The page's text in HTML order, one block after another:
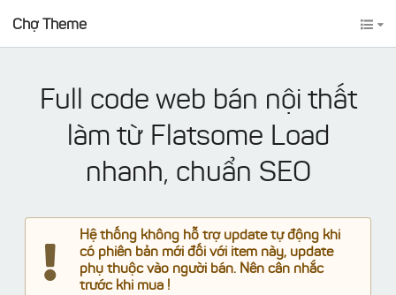
Chợ Theme
Full code web bán nội thất
làm từ Flatsome Load
nhanh, chuẩn SEO
Hệ thống không hỗ trợ update tự động khi
có phiên bản mới đối với item này, update
phụ thuộc vào người bán. Nên cân nhắc
trước khi mua !